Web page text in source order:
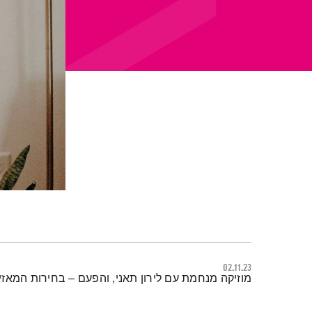
02.11.23
תמצית הפודקאסט
מוזיקה מנחמת עם לירון תאני, והפעם – בחירות